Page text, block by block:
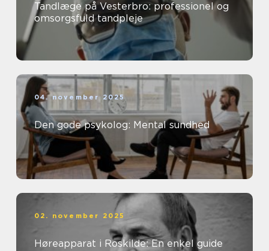
Tandlæge på Vesterbro: professionel og
omsorgsfuld tandpleje
04. november 2025
Den gode psykolog: Mental sundhed
02. november 2025
Høreapparat i Roskilde: En enkel guide